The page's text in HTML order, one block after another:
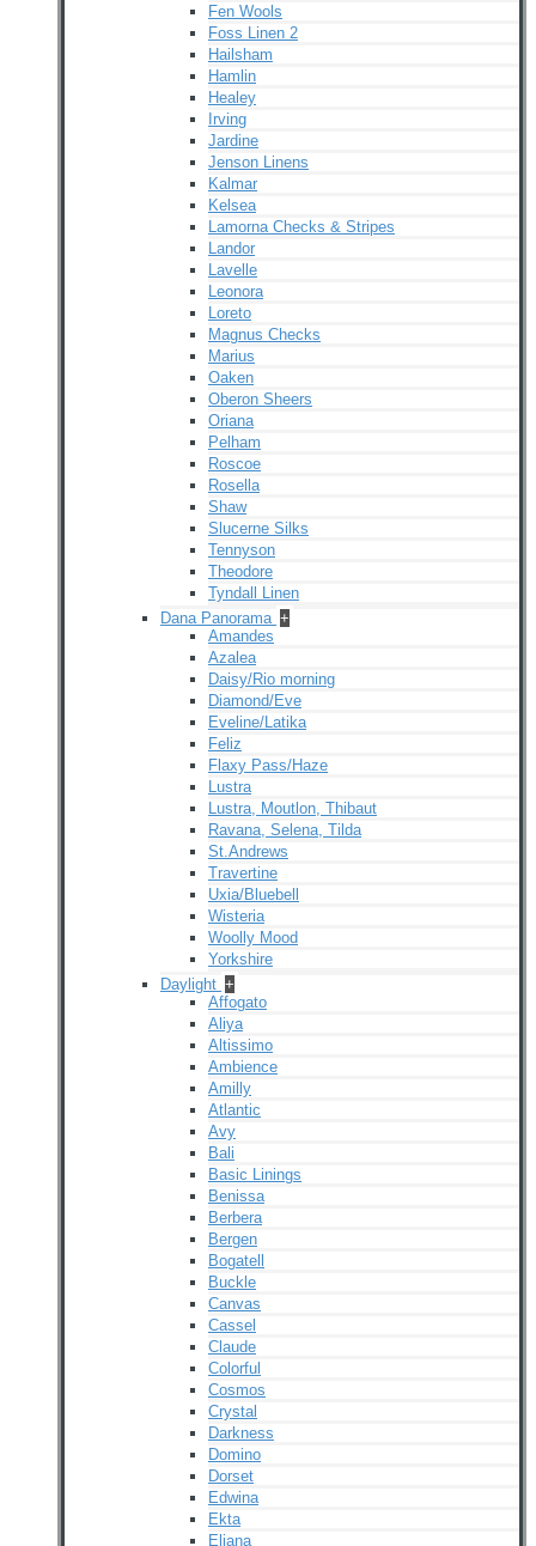
Fen Wools
Foss Linen 2
Hailsham
Hamlin
Healey
Irving
Jardine
Jenson Linens
Kalmar
Kelsea
Lamorna Checks & Stripes
Landor
Lavelle
Leonora
Loreto
Magnus Checks
Marius
Oaken
Oberon Sheers
Oriana
Pelham
Roscoe
Rosella
Shaw
Slucerne Silks
Tennyson
Theodore
Tyndall Linen
Dana Panorama +
Amandes
Azalea
Daisy/Rio morning
Diamond/Eve
Eveline/Latika
Feliz
Flaxy Pass/Haze
Lustra
Lustra, Moutlon, Thibaut
Ravana, Selena, Tilda
St.Andrews
Travertine
Uxia/Bluebell
Wisteria
Woolly Mood
Yorkshire
Daylight +
Affogato
Aliya
Altissimo
Ambience
Amilly
Atlantic
Avy
Bali
Basic Linings
Benissa
Berbera
Bergen
Bogatell
Buckle
Canvas
Cassel
Claude
Colorful
Cosmos
Crystal
Darkness
Domino
Dorset
Edwina
Ekta
Eliana